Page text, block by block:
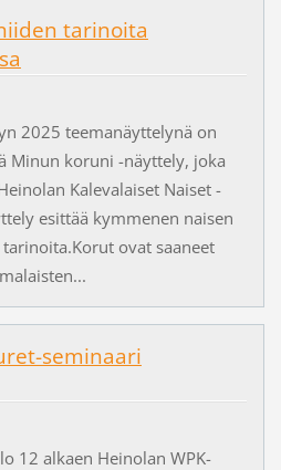
tarinoita
2025 teemanäyttelynä on
Minun koruni -näyttely, joka
Kalevalaiset Naiset -
esittää kymmenen naisen
ovat saaneet
seminaari
12 alkaen Heinolan WPK-